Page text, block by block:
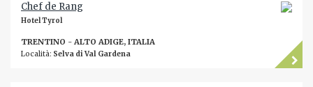
Chef de Rang
Hotel Tyrol
TRENTINO - ALTO ADIGE, ITALIA
Località: Selva di Val Gardena